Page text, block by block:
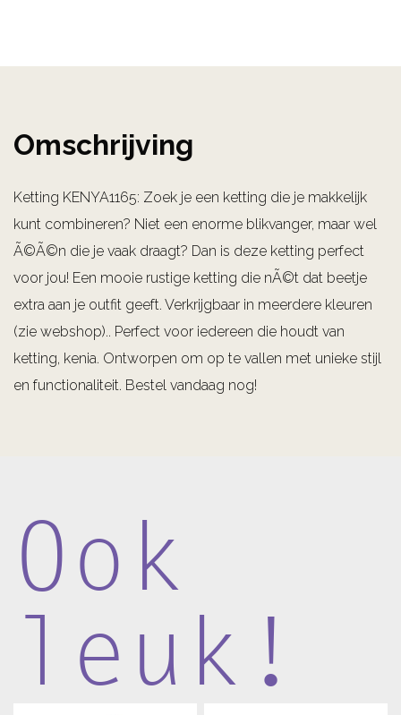
Omschrijving
Ketting KENYA1165: Zoek je een ketting die je makkelijk
kunt combineren? Niet een enorme blikvanger, maar wel
Ã©Ã©n die je vaak draagt? Dan is deze ketting perfect
voor jou! Een mooie rustige ketting die nÃ©t dat beetje
extra aan je outfit geeft. Verkrijgbaar in meerdere kleuren
(zie webshop).. Perfect voor iedereen die houdt van
ketting, kenia. Ontworpen om op te vallen met unieke stijl
en functionaliteit. Bestel vandaag nog!
Ook
leuk!